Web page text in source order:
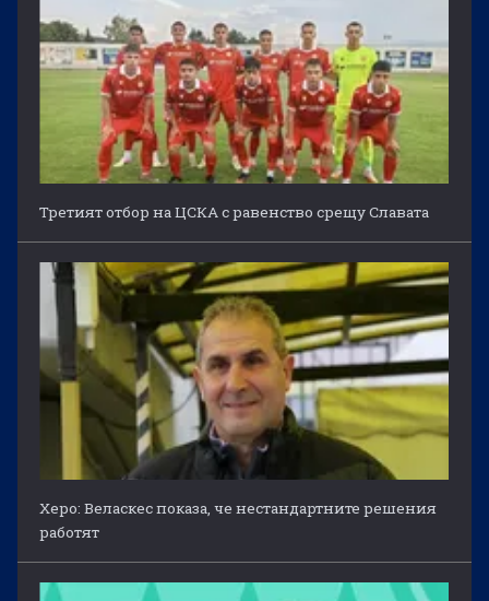
Третият отбор на ЦСКА с равенство срещу Славата
Херо: Веласкес показа, че нестандартните решения
работят